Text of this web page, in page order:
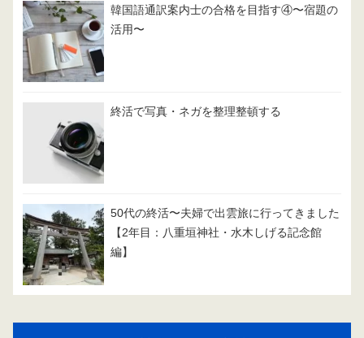
韓国語通訳案内士の合格を目指す④〜宿題の
活用〜
終活で写真・ネガを整理整頓する
50代の終活〜夫婦で出雲旅に行ってきました
【2年目：八重垣神社・水木しげる記念館
編】